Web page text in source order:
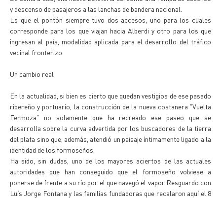
y descenso de pasajeros a las lanchas de bandera nacional.
Es que el pontón siempre tuvo dos accesos, uno para los cuales
corresponde para los que viajan hacia Alberdi y otro para los que
ingresan al país, modalidad aplicada para el desarrollo del tráfico
vecinal fronterizo.
Un cambio real
En la actualidad, si bien es cierto que quedan vestigios de ese pasado
ribereño y portuario, la construcción de la nueva costanera "Vuelta
Fermoza" no solamente que ha recreado ese paseo que se
desarrolla sobre la curva advertida por los buscadores de la tierra
del plata sino que, además, atendió un paisaje íntimamente ligado a la
identidad de los formoseños.
Ha sido, sin dudas, uno de los mayores aciertos de las actuales
autoridades que han conseguido que el formoseño volviese a
ponerse de frente a su río por el que navegó el vapor Resguardo con
Luís Jorge Fontana y las familias fundadoras que recalaron aquí el 8